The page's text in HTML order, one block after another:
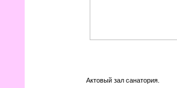
Актовый зал санатория.